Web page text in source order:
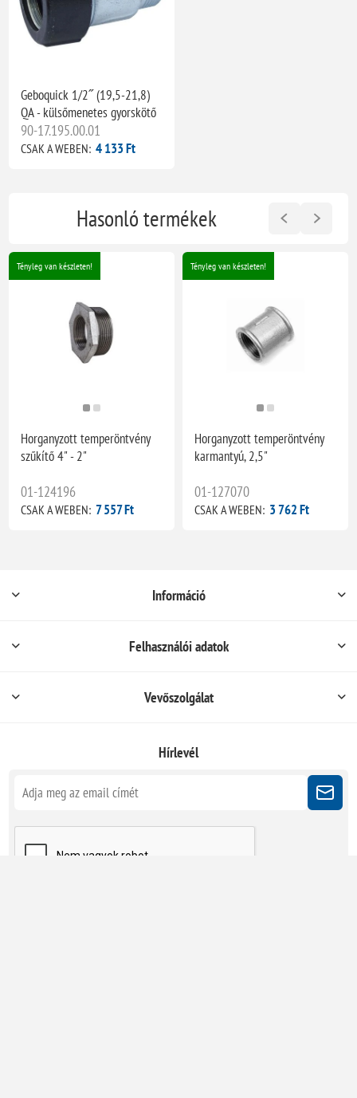
Geboquick 1/2˝ (19,5-21,8)
QA - külsőmenetes gyorskötő
90-17.195.00.01
CSAK A WEBEN: 4 133 Ft
Hasonló termékek
Tényleg van készleten!
Horganyzott temperöntvény
szűkítő 4" - 2"
01-124196
CSAK A WEBEN: 7 557 Ft
Tényleg van készleten!
Horganyzott temperöntvény
karmantyú, 2,5"
01-127070
CSAK A WEBEN: 3 762 Ft
Információ
Felhasználói adatok
Vevőszolgálat
Hírlevél